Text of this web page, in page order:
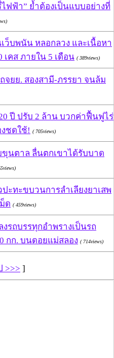
ฟฟ้า” ย้ำต้องเป็นแบบอย่างที่
ว็บพนัน หลอกลวง และเนื้อหา
คส ภายใน 5 เดือน ( 389views)
ยย. สองสามี-ภรรยา จนล้ม
ปี ปรับ 2 ล้าน บวกค่าฟื้นฟูไร่
งชดใช้! ( 705views)
ขุนตาล ลื่นตกเขาได้รับบาด
ะทะขบวนการลำเลียงยาเสพ
ด ( 459views)
รถบรรทุกอำพรางเป็นรถ
กก. บนดอยแม่สลอง ( 714views)
>>> ]